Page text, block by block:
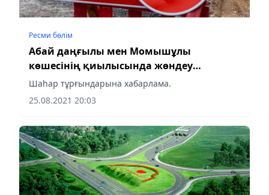
Ресми бөлім
Абай даңғылы мен Момышұлы
көшесінің қиылысында жөндеу
жұмыстары жүреді
Шаһар тұрғындарына хабарлама.
25.08.2021 20:03